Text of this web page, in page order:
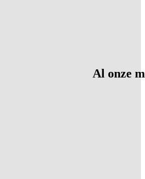
Al onze